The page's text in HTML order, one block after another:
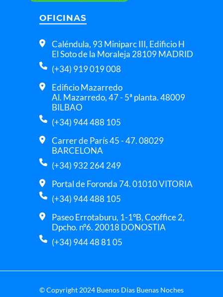
OFICINAS
Caléndula, 93 Miniparc III, Edificio H
El Soto de la Moraleja 28109 MADRID
(+34) 919 019 008
Edificio Mazarredo
Al. Mazarredo, 47 - 5ª planta. 48009
BILBAO
(+34) 944 488 105
Carrer de París 45 - 47. 08029
BARCELONA
(+34) 932 264 249
Portal de Foronda 74. 01010 VITORIA
(+34) 944 488 105
Paseo Errotaburu, 1-1ºB, Cooffice 2,
Dpcho. nº6. 20018 DONOSTIA
(+34) 944 48 81 05
© Copyright 2024 Buenos Días Buenas Noches